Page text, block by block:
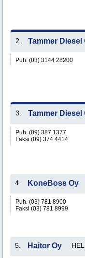
2. Tammer Diesel
Puh. (03) 3144 28200
3. Tammer Diesel
Puh. (09) 387 1377
Faksi (09) 374 4414
4. KoneBoss Oy
Puh. (03) 781 8900
Faksi (03) 781 8999
5. Haitor Oy